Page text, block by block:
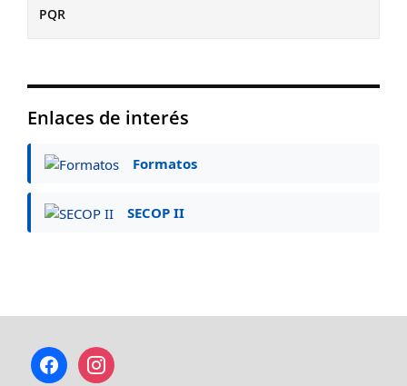
PQR
Enlaces de interés
Formatos
SECOP II
facebookinstagram